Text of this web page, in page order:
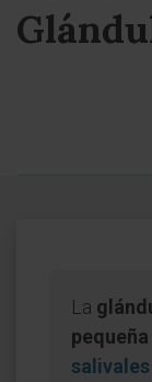
La
salivales